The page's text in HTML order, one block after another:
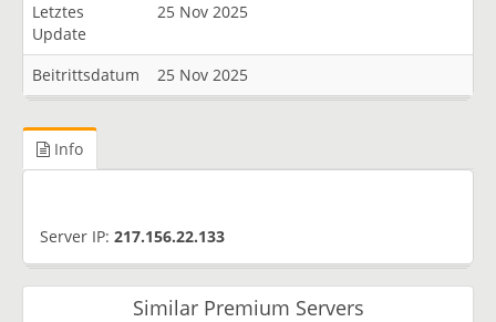
Letztes
Update
25 Nov 2025
Beitrittsdatum 25 Nov 2025
Info
Server IP: 217.156.22.133
Similar Premium Servers